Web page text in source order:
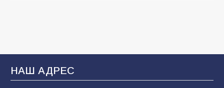
В Батайске продолжаются дорожные работы
107 04.08.2026
НАШ АДРЕС